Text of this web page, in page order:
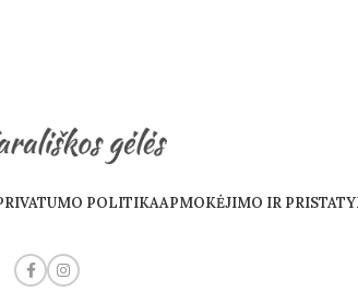
POLITIKAAPMOKĖJIMO IR